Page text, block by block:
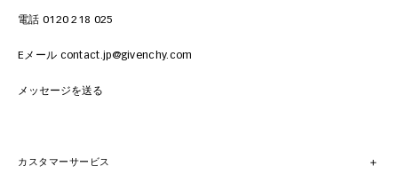
電話 0120 218 025
Eメール contact.jp@givenchy.com
メッセージを送る
カスタマーサービス